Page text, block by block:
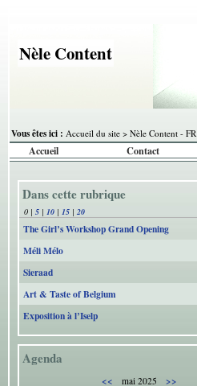
Nèle Content
Vous êtes ici : Accueil du site > Nèle Content - FR
Accueil Contact
Dans cette rubrique
0 | 5 | 10 | 15 | 20
The Girl’s Workshop Grand Opening
Méli Mélo
Sieraad
Art & Taste of Belgium
Exposition à l’Iselp
Agenda
<< mai 2025
>>